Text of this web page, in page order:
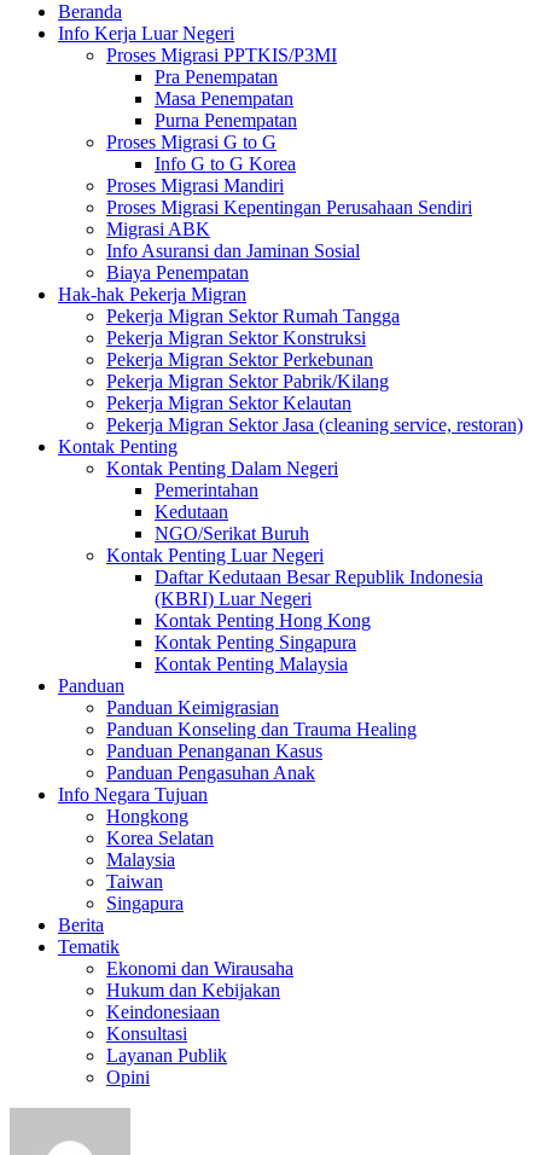
Beranda
Info Kerja Luar Negeri
Proses Migrasi PPTKIS/P3MI
Pra Penempatan
Masa Penempatan
Purna Penempatan
Proses Migrasi G to G
Info G to G Korea
Proses Migrasi Mandiri
Proses Migrasi Kepentingan Perusahaan Sendiri
Migrasi ABK
Info Asuransi dan Jaminan Sosial
Biaya Penempatan
Hak-hak Pekerja Migran
Pekerja Migran Sektor Rumah Tangga
Pekerja Migran Sektor Konstruksi
Pekerja Migran Sektor Perkebunan
Pekerja Migran Sektor Pabrik/Kilang
Pekerja Migran Sektor Kelautan
Pekerja Migran Sektor Jasa (cleaning service, restoran)
Kontak Penting
Kontak Penting Dalam Negeri
Pemerintahan
Kedutaan
NGO/Serikat Buruh
Kontak Penting Luar Negeri
Daftar Kedutaan Besar Republik Indonesia
(KBRI) Luar Negeri
Kontak Penting Hong Kong
Kontak Penting Singapura
Kontak Penting Malaysia
Panduan
Panduan Keimigrasian
Panduan Konseling dan Trauma Healing
Panduan Penanganan Kasus
Panduan Pengasuhan Anak
Info Negara Tujuan
Hongkong
Korea Selatan
Malaysia
Taiwan
Singapura
Berita
Tematik
Ekonomi dan Wirausaha
Hukum dan Kebijakan
Keindonesiaan
Konsultasi
Layanan Publik
Opini